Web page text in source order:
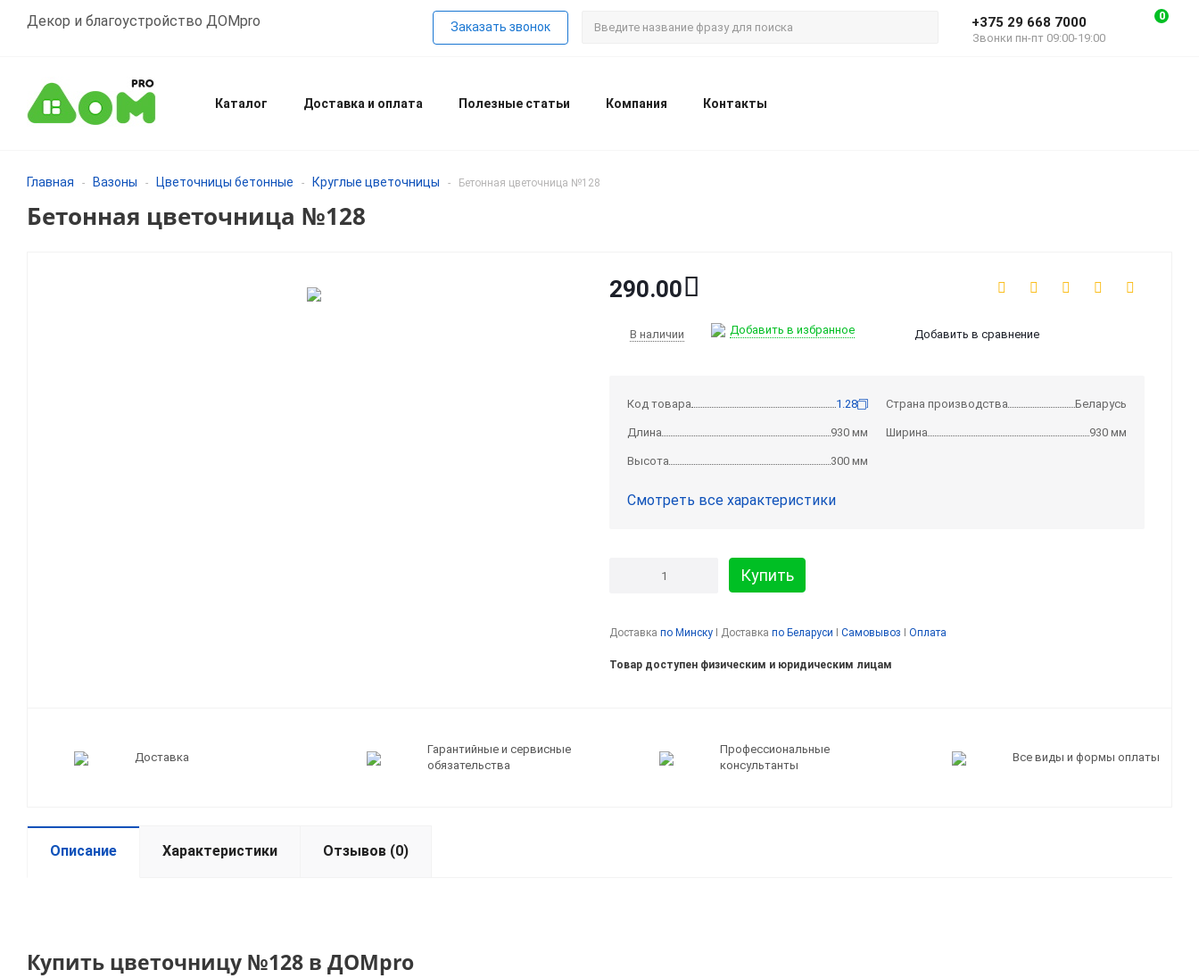
Декор и благоустройство ДОМpro 0
+375 29 668 7000
Звонки пн-пт 09:00-19:00
Заказать звонок
Каталог Доставка и оплата Полезные статьи Компания Контакты
Главная - Вазоны - Цветочницы бетонные - Круглые цветочницы - Бетонная цветочница №128
Бетонная цветочница №128
290.00
В наличии Добавить в избранное Добавить в сравнение
Код товара 1.28 Страна производства Беларусь
Длина 930 мм Ширина 930 мм
Высота 300 мм
Смотреть все характеристики
Купить
Доставка по Минску I Доставка по Беларуси Самовывоз Оплата
Товар доступен физическим и юридическим лицам
Доставка
Гарантийные и сервисные
обязательства
Профессиональные
консультанты
Все виды и формы оплаты
Описание Характеристики Отзывов (0)
Купить цветочницу №128 в ДОМpro